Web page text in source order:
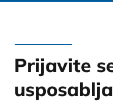
Prijavite